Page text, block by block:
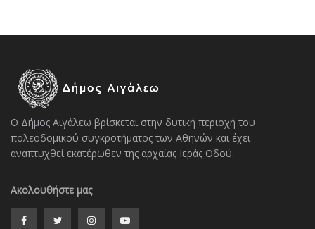
Ο Δήμος Αιγάλεω βρίσκεται στην δυτική περιοχή του
πολεοδομικού συγκροτήματος των Αθηνών και έχει
αναπτυχθεί εκατέρωθεν της αρχαίας Ιεράς Οδού.
Ακολουθήστε μας